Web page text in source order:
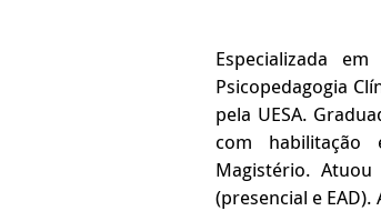
Especializada
Psicopedagogia
pela UESA.
com habilitação
Magistério.
(presencial e